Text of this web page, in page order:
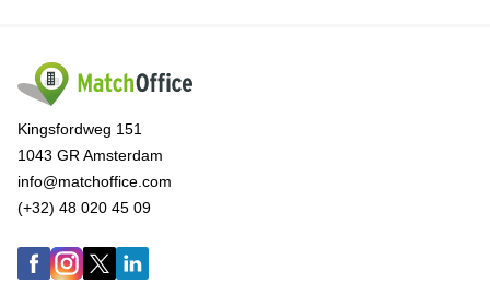
Kingsfordweg 151
1043 GR Amsterdam
info@matchoffice.com
(+32) 48 020 45 09